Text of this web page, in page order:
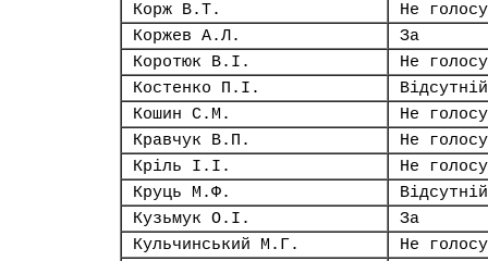
Корж В.Т.
Не
Коржев А.Л.
За
Коротюк В.І.
Не
Костенко П.І.
Відсутній
Кошин С.М.
Не
Кравчук В.П.
Не
Кріль І.І.
Не
Круць М.Ф.
Відсутній
Кузьмук О.І.
За
Кульчинський М.Г.
Не